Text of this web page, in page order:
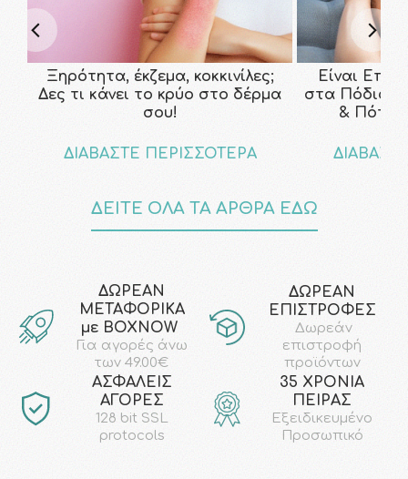
Ξηρότητα, έκζεμα, κοκκινίλες;
Δες τι κάνει το κρύο στο δέρμα
σου!
ΔΙΑΒΑΣΤΕ ΠΕΡΙΣΣΟΤΕΡΑ
Είναι
στα Πόδια;
& Πότε
ΔΕΙΤΕ ΟΛΑ ΤΑ ΑΡΘΡΑ ΕΔΩ
ΔΩΡΕΑΝ
ΜΕΤΑΦΟΡΙΚΑ
με ΒΟΧΝΟW
Για αγορές άνω
των 49.00€
ΔΩΡΕΑΝ
ΕΠΙΣΤΡΟΦΕΣ
Δωρεάν
επιστροφή
προϊόντων
AΣΦΑΛΕΙΣ
ΑΓΟΡΕΣ
128 bit SSL
protocols
35 ΧΡΟΝΙΑ
ΠΕΙΡΑΣ
Εξειδικευμένο
Προσωπικό